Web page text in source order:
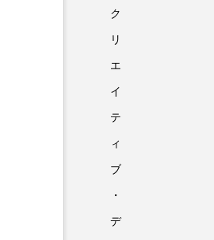
ク
リ
エ
イ
テ
ィ
ブ
・
デ